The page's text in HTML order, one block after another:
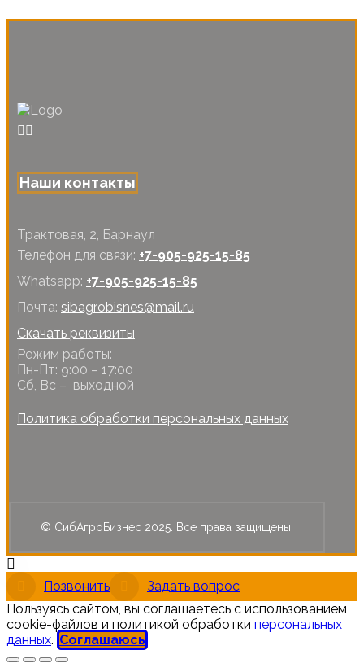
Наши контакты
Трактовая, 2, Барнаул
Телефон для связи: +7-905-925-15-85
Whatsapp: +7-905-925-15-85
Почта: sibagrobisnes@mail.ru
Скачать реквизиты
Режим работы:
Пн-Пт: 9:00 – 17:00
Сб, Вс – выходной
Политика обработки персональных данных
© СибАгроБизнес 2025. Все права защищены.
Позвонить
Задать вопрос
Пользуясь сайтом, вы соглашаетесь с использованием
cookie-файлов и политикой обработки персональных
данных. Соглашаюсь